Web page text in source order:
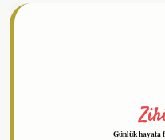
Günlük hayata